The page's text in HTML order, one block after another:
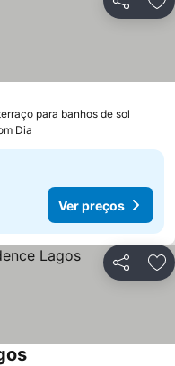
Partilhar
para banhos de sol
Dia
Ver preços
Partilhar